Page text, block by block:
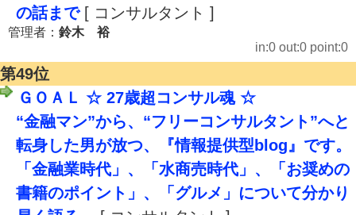
の話まで[ コンサルタント ]
管理者： 鈴木 裕
in:0 out:0 point:0
第49位
ＧＯＡＬ ☆ 27歳超コンサル魂 ☆
“金融マン”から、“フリーコンサルタント”へと
転身した男が放つ、『情報提供型blog』です。
「金融業時代」、「水商売時代」、「お奨めの
書籍のポイント」、「グルメ」について分かり